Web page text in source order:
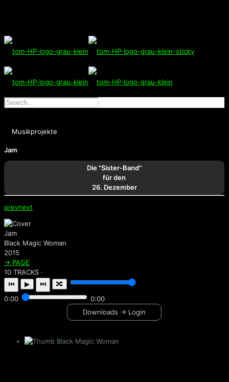
Musikprojekte
Jam
Die "Sister-Band"
für den
26. Dezember
prevnext
Jam
Black Magic Woman
2015
→ PAGE
10 TRACKS ·
⏮ ▶ ⏭ 🔀
0:00
0:00
Downloads → Login
Black Magic Woman